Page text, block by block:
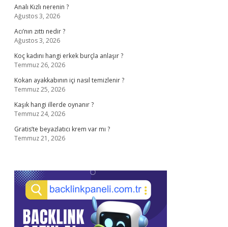
Analı Kızlı nerenin ?
Ağustos 3, 2026
Acı’nın zıttı nedir ?
Ağustos 3, 2026
Koç kadını hangi erkek burçla anlaşır ?
Temmuz 26, 2026
Kokan ayakkabının içi nasıl temizlenir ?
Temmuz 25, 2026
Kaşık hangi illerde oynanır ?
Temmuz 24, 2026
Gratis’te beyazlatıcı krem var mı ?
Temmuz 21, 2026